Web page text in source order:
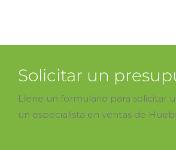
Solicitar un
Llene un formulario para solicitar
un especialista en ventas de